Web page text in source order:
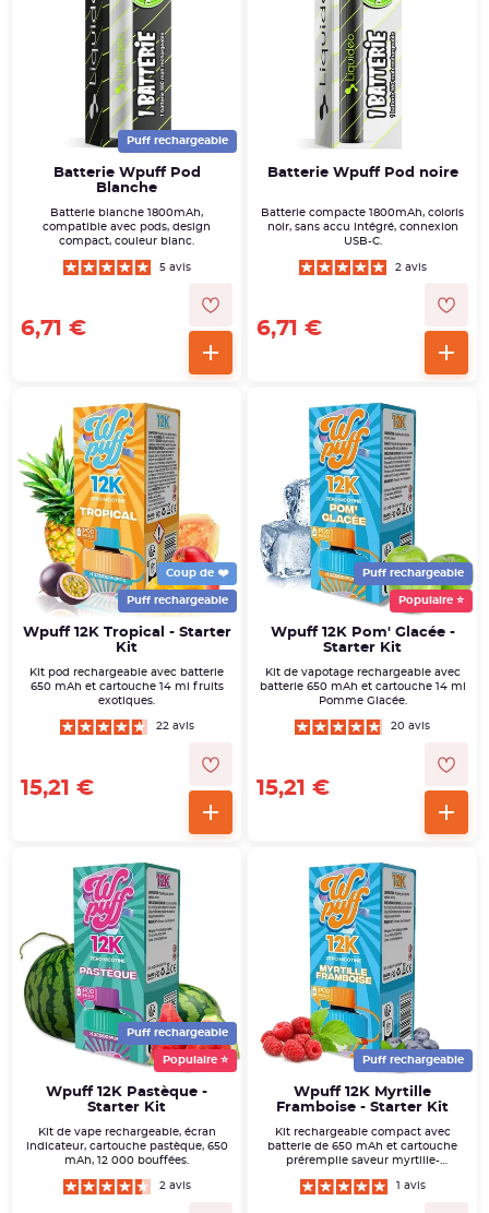
Puff rechargeable
Batterie Wpuff Pod
Blanche
Batterie blanche 1800mAh,
compatible avec pods, design
compact, couleur blanc.
5 avis
6,71 €
Batterie Wpuff Pod noire
Batterie compacte 1800mAh, coloris
noir, sans accu intégré, connexion
USB-C.
2 avis
6,71 €
Coup de ❤️
Puff rechargeable
Wpuff 12K Tropical - Starter
Kit
Kit pod rechargeable avec batterie
650 mAh et cartouche 14 ml fruits
exotiques.
22 avis
15,21 €
Puff rechargeable
Populaire ⭐
Wpuff 12K Pom' Glacée -
Starter Kit
Kit de vapotage rechargeable avec
batterie 650 mAh et cartouche 14 ml
Pomme Glacée.
20 avis
15,21 €
Puff rechargeable
Populaire ⭐
Wpuff 12K Pastèque -
Starter Kit
Kit de vape rechargeable, écran
indicateur, cartouche pastèque, 650
mAh, 12 000 bouffées.
2 avis
Puff rechargeable
Wpuff 12K Myrtille
Framboise - Starter Kit
Kit rechargeable compact avec
batterie de 650 mAh et cartouche
préremplie saveur myrtille-
1 avis